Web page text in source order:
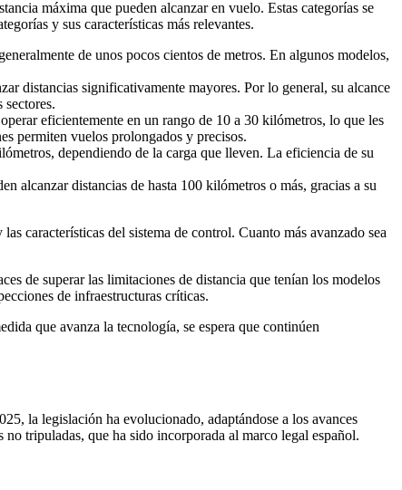
máxima que pueden alcanzar en vuelo. Estas categorías se
y sus características más relevantes.
de unos pocos cientos de metros. En algunos modelos,
distancias significativamente mayores. Por lo general, su alcance
eficientemente en un rango de 10 a 30 kilómetros, lo que les
permiten vuelos prolongados y precisos.
dependiendo de la carga que lleven. La eficiencia de su
alcanzar distancias de hasta 100 kilómetros o más, gracias a su
características del sistema de control. Cuanto más avanzado sea
de superar las limitaciones de distancia que tenían los modelos
de infraestructuras críticas.
que avanza la tecnología, se espera que continúen
la legislación ha evolucionado, adaptándose a los avances
tripuladas, que ha sido incorporada al marco legal español.